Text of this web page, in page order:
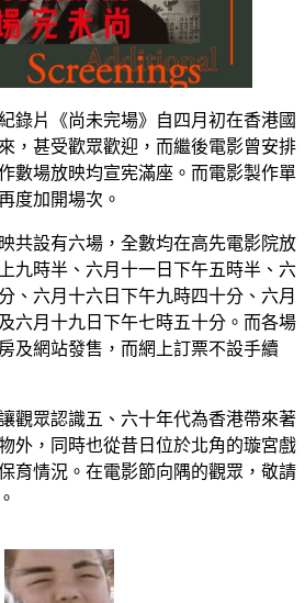
錄片《尚未完場》自四月初在香港國
，甚受歡眾歡迎，而繼後電影曾安排
數場放映均宣宪滿座。而電影製作單
度加開場次。
共設有六場，全數均在高先電影院放
九時半、六月十一日下午五時半、六
、六月十六日下午九時四十分、六月
六月十九日下午七時五十分。而各場
及網站發售，而網上訂票不設手續
觀眾認識五、六十年代為香港帶來著
外，同時也從昔日位於北角的璇宮戲
育情況。在電影節向隅的觀眾，敬請